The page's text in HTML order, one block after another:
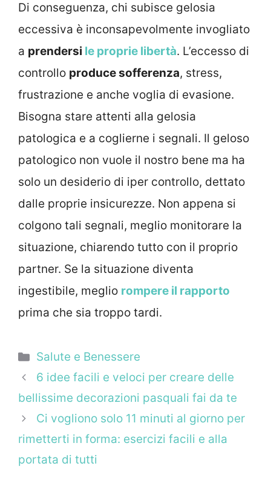
Di conseguenza, chi subisce gelosia
eccessiva è inconsapevolmente invogliato
a prendersi le proprie libertà. L’eccesso di
controllo produce sofferenza, stress,
frustrazione e anche voglia di evasione.
Bisogna stare attenti alla gelosia
patologica e a coglierne i segnali. Il geloso
patologico non vuole il nostro bene ma ha
solo un desiderio di iper controllo, dettato
dalle proprie insicurezze. Non appena si
colgono tali segnali, meglio monitorare la
situazione, chiarendo tutto con il proprio
partner. Se la situazione diventa
ingestibile, meglio rompere il rapporto
prima che sia troppo tardi.
Categorie
Salute e Benessere
6 idee facili e veloci per creare delle
bellissime decorazioni pasquali fai da te
Ci vogliono solo 11 minuti al giorno per
rimetterti in forma: esercizi facili e alla
portata di tutti